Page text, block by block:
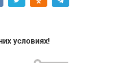
условиях!